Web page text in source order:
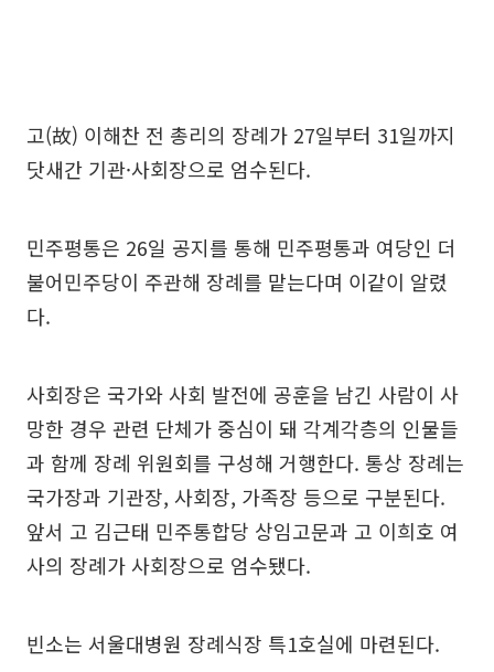
고(故) 이해찬 전 총리의 장례가 27일부터 31일까지
닷새간 기관·사회장으로 엄수된다.
민주평통은 26일 공지를 통해 민주평통과 여당인 더
불어민주당이 주관해 장례를 맡는다며 이같이 알렸
다.
사회장은 국가와 사회 발전에 공훈을 남긴 사람이 사
망한 경우 관련 단체가 중심이 돼 각계각층의 인물들
과 함께 장례 위원회를 구성해 거행한다. 통상 장례는
국가장과 기관장, 사회장, 가족장 등으로 구분된다.
앞서 고 김근태 민주통합당 상임고문과 고 이희호 여
사의 장례가 사회장으로 엄수됐다.
빈소는 서울대병원 장례식장 특1호실에 마련된다.